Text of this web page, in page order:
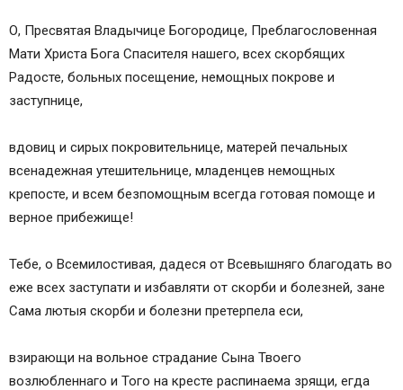
О, Пресвятая Владычице Богородице, Преблагословенная
Мати Христа Бога Спасителя нашего, всех скорбящих
Радосте, больных посещение, немощных покрове и
заступнице,
вдовиц и сирых покровительнице, матерей печальных
всенадежная утешительнице, младенцев немощных
крепосте, и всем безпомощным всегда готовая помоще и
верное прибежище!
Тебе, о Всемилостивая, дадеся от Всевышняго благодать во
еже всех заступати и избавляти от скорби и болезней, зане
Сама лютыя скорби и болезни претерпела еси,
взирающи на вольное страдание Сына Твоего
возлюбленнаго и Того на кресте распинаема зрящи, егда